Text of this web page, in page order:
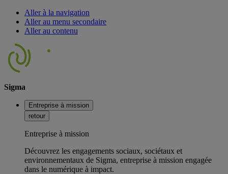
Aller à la navigation
Aller au menu secondaire
Aller au contenu
Sigma
Entreprise à mission
retour
Entreprise à mission
Découvrez les engagements sociaux, sociétaux et
environnementaux de Sigma, entreprise à mission engagée
dans le numérique à impact.